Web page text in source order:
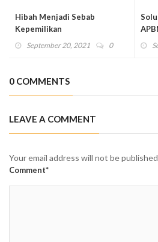
Hibah Menjadi Sebab
Kepemilikan
September 20, 2021 0
0 COMMENTS
LEAVE A COMMENT
Your email address will not be
Comment*